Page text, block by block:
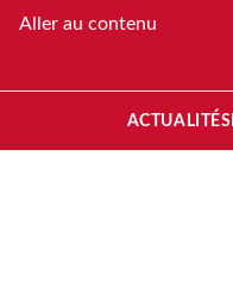
Aller au contenu
ACTUALITÉS